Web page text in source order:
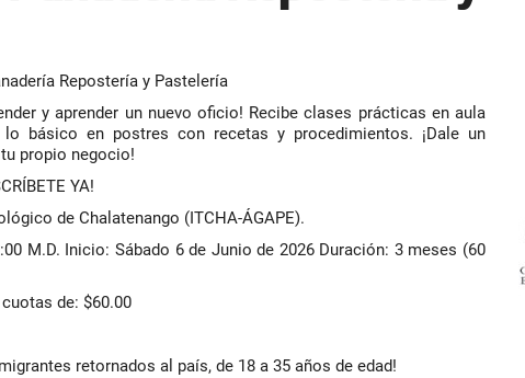
Repostería y Pastelería
y aprender un nuevo oficio! Recibe clases prácticas en aula
básico en postres con recetas y procedimientos. ¡Dale un
propio negocio!
YA!
de Chalatenango (ITCHA-ÁGAPE).
M.D. Inicio: Sábado 6 de Junio de 2026 Duración: 3 meses (60
cuotas de: $60.00
retornados al país, de 18 a 35 años de edad!